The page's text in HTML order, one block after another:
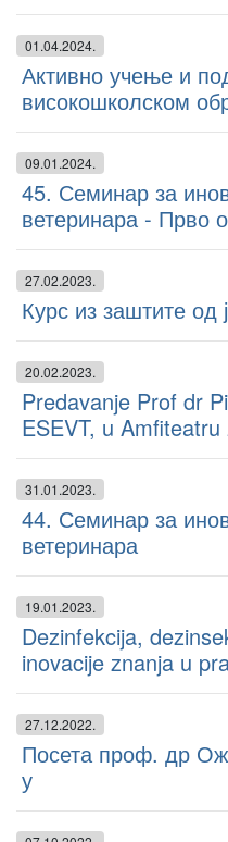
01.04.2024.
Активно учење и
високошколском
09.01.2024.
45. Семинар за
ветеринара - Прво
27.02.2023.
Курс из заштите од
20.02.2023.
Predavanje Prof dr
ESEVT, u
31.01.2023.
44. Семинар за
ветеринара
19.01.2023.
Dezinfekcija,
inovacije znanja u
27.12.2022.
Посета проф. др
у